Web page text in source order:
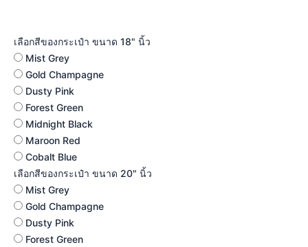
เลือกสีของกระเป๋า ขนาด 18" นิ้ว
Mist Grey
Gold Champagne
Dusty Pink
Forest Green
Midnight Black
Maroon Red
Cobalt Blue
เลือกสีของกระเป๋า ขนาด 20" นิ้ว
Mist Grey
Gold Champagne
Dusty Pink
Forest Green